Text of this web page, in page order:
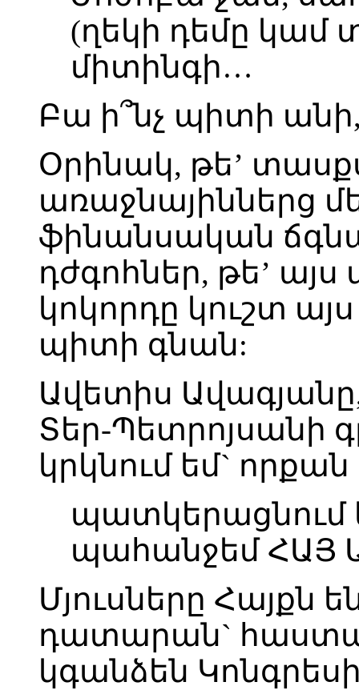
(ղեկի դեմը կամ
միտինգի…
Բա ի՞նչ պիտի
Օրինակ, թե’
առաջնայիններց
ֆինանսական
դժգոհներ, թե’ այս
կոկորդը կուշտ
պիտի գնան:
Ավետիս
Տեր-Պետրոյսանի
կրկնում եմ`
պատկերացնում
պահանջեմ ՀԱՅ
Մյուսները Հայքն
դատարան`
կգանձեն